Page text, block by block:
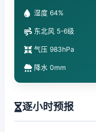
湿度 64%
东北风 5-6级
气压 983hPa
降水 0mm
逐小时预报